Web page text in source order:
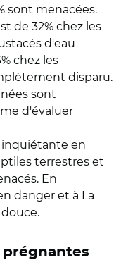
sont menacées.
de 32% chez les
d'eau
chez les
disparu.
sont
d'évaluer
en
terrestres et
En
danger et à La
prégnantes